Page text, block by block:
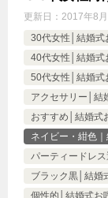
更新日： 2017年8
30代女性│結婚式
40代女性│結婚式
50代女性│結婚式
アクセサリー│結
おすすめ│結婚式
ネイビー・紺色
パーティードレ
ブラック黒│結婚
個性的│結婚式お